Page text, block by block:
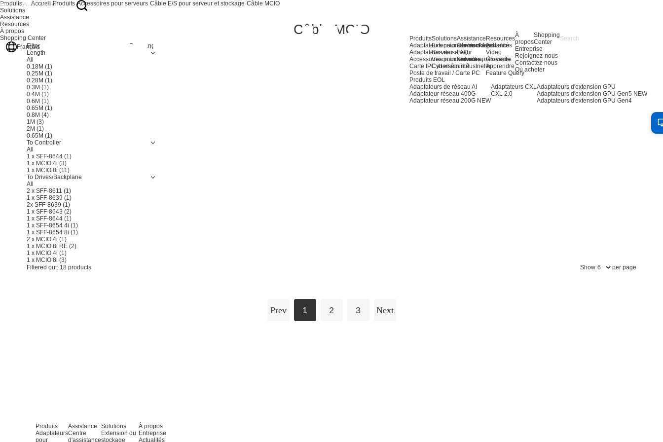
Produits
Adaptateurs pour serveurs AI
Adaptateurs de serveur
Accessoires pour serveurs
Carte IPC et vision industrielle
Poste de travail / Carte PC
Produits EOL
Adaptateurs de réseau AI
Adaptateur réseau 400G
Adaptateur réseau 200G NEW
Adaptateurs CXL
CXL 2.0
Adaptateurs d'extension GPU
Adaptateurs d'extension GPU Gen5 NEW
Adaptateurs d'extension GPU Gen4
Solutions
Extension du stockage
Serveur
Vision industrielle
Cybersécurité
Assistance
Centre d'assistance
FAQ
Service après-vente
Resources
Actualités
Video
Glossaire
Apprendre
Feature Query
À
propos
Entreprise
Rejoignez-nous
Contactez-nous
Où acheter
Shopping
Center
Produits
Solutions
Assistance
Resources
À propos
Shopping Center
Français
Accueil Produits Accessoires pour serveurs Câble E/S pour serveur et stockage Câble MCIO
Câble MCIO
Filter
Resetting
Length
All
0.18M (1)
0.25M (1)
0.28M (1)
0.3M (1)
0.4M (1)
0.6M (1)
0.65M (1)
0.8M (4)
1M (3)
2M (1)
0.65M (1)
To Controller
All
1 x SFF-8644 (1)
1 x MCIO 4i (3)
1 x MCIO 8i (11)
To Drives/Backplane
All
2 x SFF-8611 (1)
1 x SFF-8639 (1)
2x SFF-8639 (1)
1 x SFF-8643 (2)
1 x SFF-8644 (1)
1 x SFF-8654 4i (1)
1 x SFF-8654 8i (1)
2 x MCIO 4i (1)
1 x MCIO 8i RE (2)
1 x MCIO 4i (1)
1 x MCIO 8i (3)
Filtered out: 18products Show per page
Prev 1 2 3 Next
Produits
Adaptateurs
pour
Assistance
Centre
d'assistance
Solutions
Extension du
stockage
À propos
Entreprise
Actualités